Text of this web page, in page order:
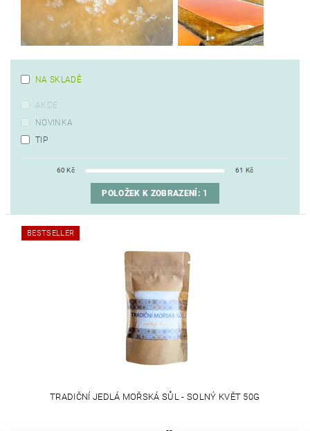
NA SKLADĚ
AKCE
NOVINKA
TIP
60 Kč 61 Kč
POLOŽEK K ZOBRAZENÍ: 1
BESTSELLER
TRADIČNÍ JEDLÁ MOŘSKÁ SŮL - SOLNÝ KVĚT 50G